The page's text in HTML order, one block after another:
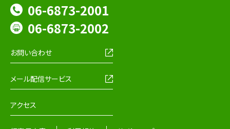
06-6873-2001
06-6873-2002
お問い合わせ
メール配信サービス
アクセス